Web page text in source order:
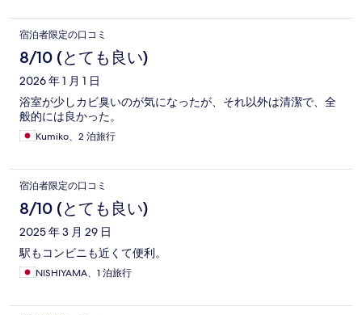
宿泊者限定の口コミ
8/10 (とても良い)
2026 年 1 月 1 日
浴室が少しカビ臭いのが気になったが、それ以外は清潔で、全
般的には良かった。
Kumiko、2 泊旅行
宿泊者限定の口コミ
8/10 (とても良い)
2025 年 3 月 29 日
駅もコンビニも近くて便利。
NISHIYAMA、1 泊旅行